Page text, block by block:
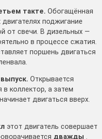
такте. Обогащённая
поджигание
от свечи. В дизельных —
в процессе сжатия.
поршень двигаться
Открывается
в коллектор, а затем
двигаться вверх.
этот двигатель совершает
дважды .